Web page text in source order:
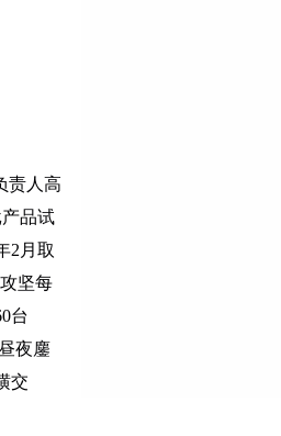
责人高
品试
2月取
坚每
台
夜鏖
交